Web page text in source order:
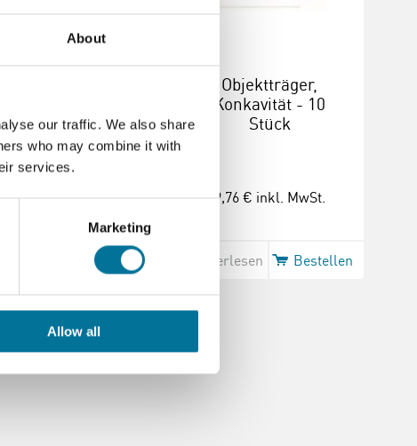
About
our traffic. We also share
who may combine it with
services.
Marketing
Allow all
17,02 € inkl. MwSt.
Bestellen
Objektträger,
Konkavität - 10
Stück
9,76 € inkl. MwSt.
Weiterlesen Bestellen